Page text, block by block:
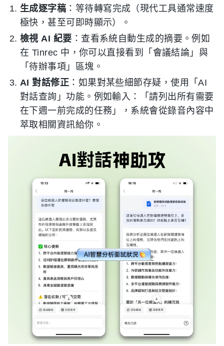
生成逐字稿 ：等待轉寫完成（現代工具通常速度
極快，甚至可即時顯示）。
檢視 AI 紀要 ：查看系統自動生成的摘要。例如
在 Tinrec 中，你可以直接看到「會議結論」與
「待辦事項」區塊。
AI 對話修正 ：如果對某些細節存疑，使用「AI
對話查詢」功能。例如輸入：「請列出所有需要
在下週一前完成的任務」，系統會從錄音內容中
萃取相關資訊給你。